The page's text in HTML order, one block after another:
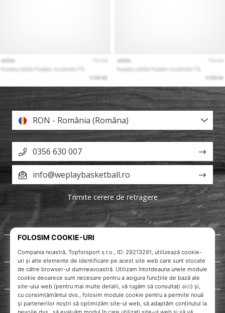
Despre noi
Servicii clienți
RON - România (Româna)
0356 630 007
info@weplaybasketball.ro
Trimite cerere de retragere